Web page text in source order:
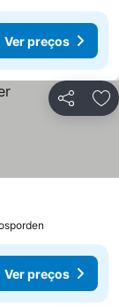
Ver preços
Partilhar
Ver preços